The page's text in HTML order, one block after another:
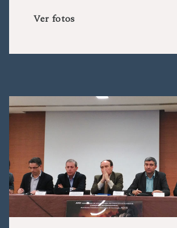
Ver fotos